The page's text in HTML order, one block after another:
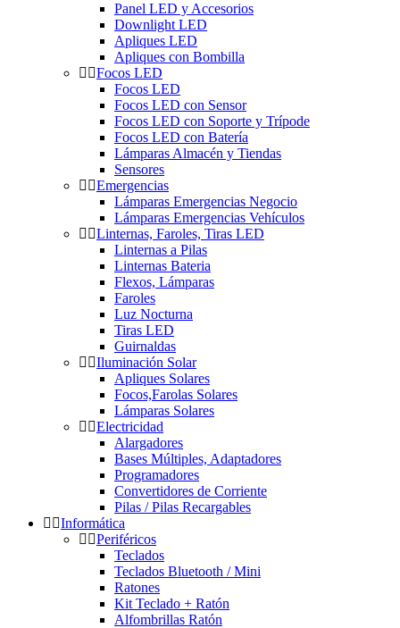
Panel LED y Accesorios
Downlight LED
Apliques LED
Apliques con Bombilla
Focos LED
Focos LED
Focos LED con Sensor
Focos LED con Soporte y Trípode
Focos LED con Batería
Lámparas Almacén y Tiendas
Sensores
Emergencias
Lámparas Emergencias Negocio
Lámparas Emergencias Vehículos
Linternas, Faroles, Tiras LED
Linternas a Pilas
Linternas Bateria
Flexos, Lámparas
Faroles
Luz Nocturna
Tiras LED
Guirnaldas
Iluminación Solar
Apliques Solares
Focos,Farolas Solares
Lámparas Solares
Electricidad
Alargadores
Bases Múltiples, Adaptadores
Programadores
Convertidores de Corriente
Pilas / Pilas Recargables
Informática
Periféricos
Teclados
Teclados Bluetooth / Mini
Ratones
Kit Teclado + Ratón
Alfombrillas Ratón